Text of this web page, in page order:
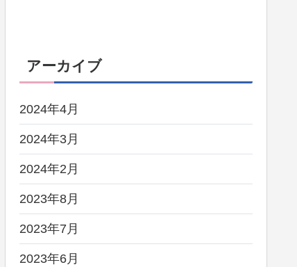
アーカイブ
2024年4月
2024年3月
2024年2月
2023年8月
2023年7月
2023年6月